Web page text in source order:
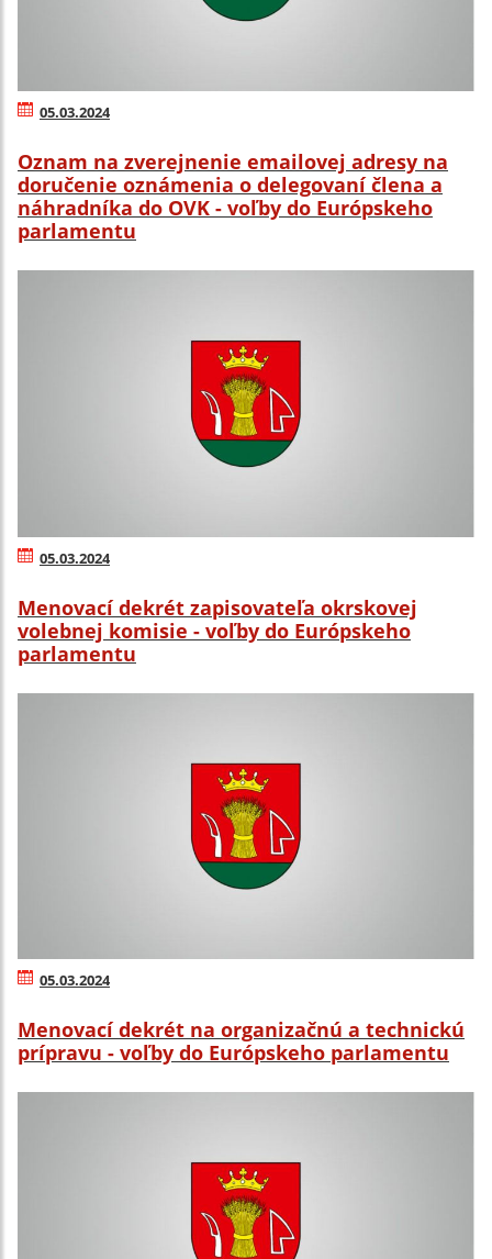
05.03.2024
Oznam na zverejnenie emailovej adresy na
doručenie oznámenia o delegovaní člena a
náhradníka do OVK - voľby do Európskeho
parlamentu
05.03.2024
Menovací dekrét zapisovateľa okrskovej
volebnej komisie - voľby do Európskeho
parlamentu
05.03.2024
Menovací dekrét na organizačnú a technickú
prípravu - voľby do Európskeho parlamentu